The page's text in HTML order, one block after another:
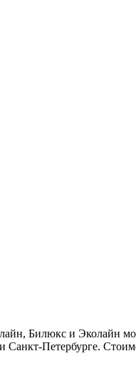
Билюкс и Эколайн
Петербурге.